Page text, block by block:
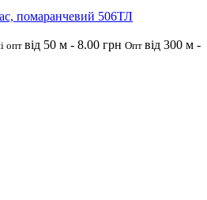
помаранчевий 506ТЛ
опт від 50 м - 8.00 грн Опт від 300 м -